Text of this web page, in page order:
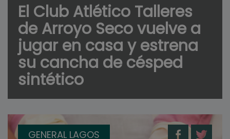
El Club Atlético Talleres
de Arroyo Seco vuelve a
jugar en casa y estrena
su cancha de césped
sintético
GENERAL LAGOS